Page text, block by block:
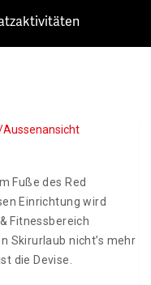
Fuße des Red
Einrichtung wird
Fitnessbereich
Skirurlaub nicht’s mehr
die Devise.